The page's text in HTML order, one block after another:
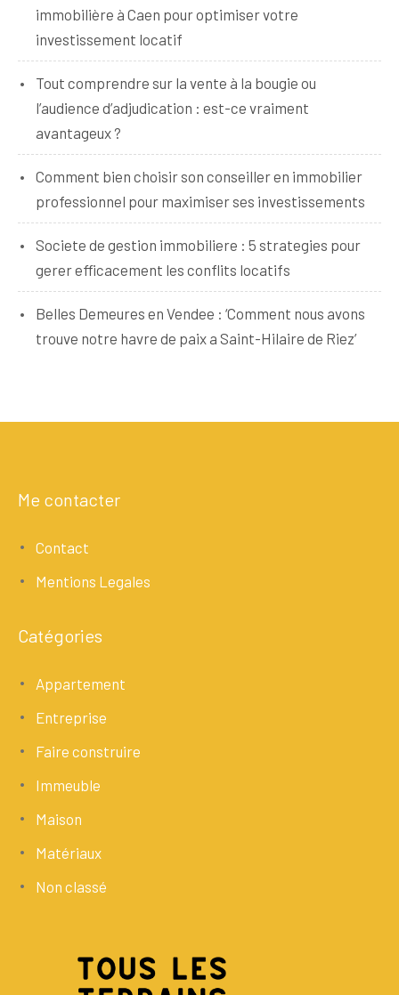
immobilière à Caen pour optimiser votre
investissement locatif
Tout comprendre sur la vente à la bougie ou
l’audience d’adjudication : est-ce vraiment
avantageux ?
Comment bien choisir son conseiller en immobilier
professionnel pour maximiser ses investissements
Societe de gestion immobiliere : 5 strategies pour
gerer efficacement les conflits locatifs
Belles Demeures en Vendee : ‘Comment nous avons
trouve notre havre de paix a Saint-Hilaire de Riez’
Me contacter
Contact
Mentions Legales
Catégories
Appartement
Entreprise
Faire construire
Immeuble
Maison
Matériaux
Non classé